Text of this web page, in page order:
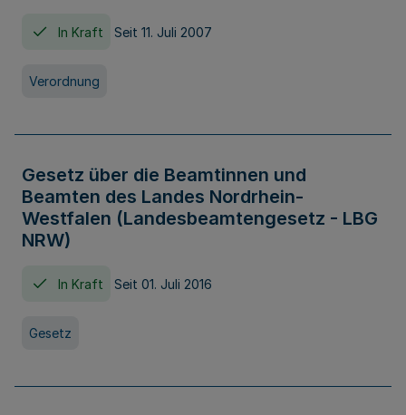
In Kraft Seit 11. Juli 2007
Verordnung
Gesetz über die Beamtinnen und
Beamten des Landes Nordrhein-
Westfalen (Landesbeamtengesetz - LBG
NRW)
In Kraft Seit 01. Juli 2016
Gesetz